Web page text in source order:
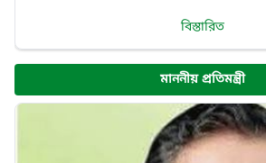
বিস্তারিত
মাননীয় প্রতিমন্ত্রী